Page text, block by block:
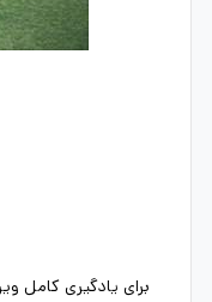
برای یادگیری کامل